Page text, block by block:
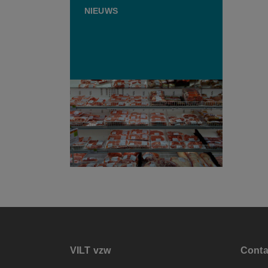
NIEUWS
Eurocommissaris Hansen pleit
voor EU-vermelding op vlees
19 JANUARI 2026
VILT vzw